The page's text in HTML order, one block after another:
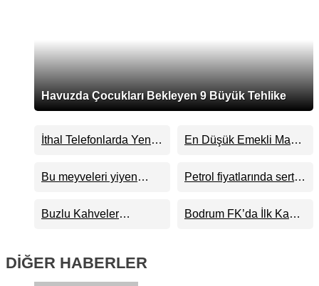
Havuzda Çocukları Bekleyen 9 Büyük Tehlike
İthal Telefonlarda Yeni
En Düşük Emekli Maaşı
Yükseliyor
Bu meyveleri yiyen
Petrol fiyatlarında sert
aşıldı
Buzlu Kahveler
Bodrum FK’da İlk Kamp
DİĞER HABERLER